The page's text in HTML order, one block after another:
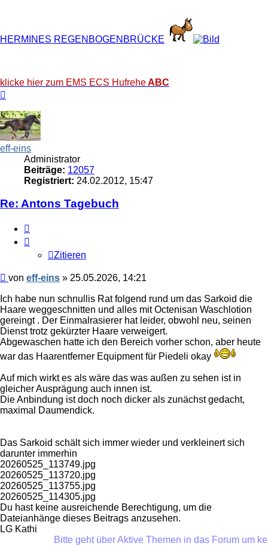
HERMINES REGENBOGENBRÜCKE
klicke hier zum EMS ECS HufreheABC
eff-eins
Administrator
Beiträge: 12057
Registriert: 24.02.2012, 15:47
Re: Antons Tagebuch
Zitieren
Beitrag
von eff-eins » 25.05.2026, 14:21
Ich habe nun schnullis Rat folgend rund um das Sarkoid die
Haare weggeschnitten und alles mit Octenisan Waschlotion
gereingt . Der Einmalrasierer hat leider, obwohl neu, seinen
Dienst trotz gekürzter Haare verweigert.
Abgewaschen hatte ich den Bereich vorher schon, aber heute
war das Haarentferner Equipment für Piedeli okay
Auf mich wirkt es als wäre das was außen zu sehen ist in
gleicher Ausprägung auch innen ist.
Die Anbindung ist doch noch dicker als zunächst gedacht,
maximal Daumendick.
Das Sarkoid schält sich immer wieder und verkleinert sich
darunter immerhin
20260525_113749.jpg
20260525_113720.jpg
20260525_113755.jpg
20260525_114305.jpg
Du hast keine ausreichende Berechtigung, um die
Dateianhänge dieses Beitrags anzusehen.
LG Kathi
Bitte geht über Aktive Themen in das Forum um